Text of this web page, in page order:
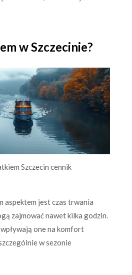
w Szczecinie?
Szczecin cennik
aspektem jest czas trwania
zajmować nawet kilka godzin.
one na komfort
w sezonie